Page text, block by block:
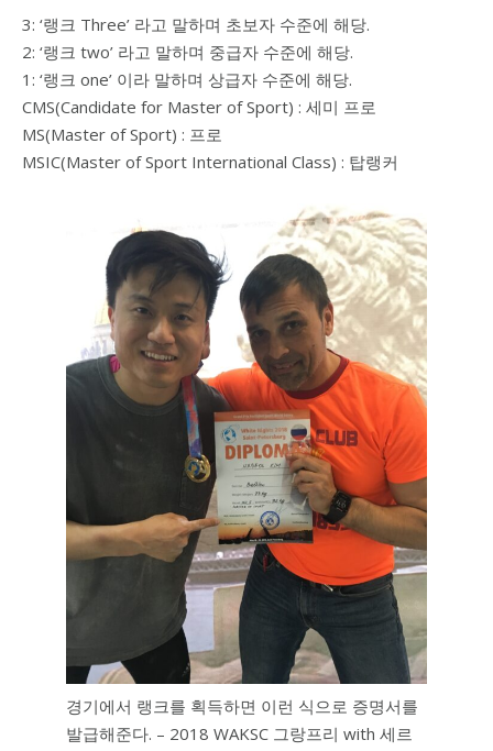
3: ‘랭크 Three’ 라고 말하며 초보자 수준에 해당.
2: ‘랭크 two’ 라고 말하며 중급자 수준에 해당.
1: ‘랭크 one’ 이라 말하며 상급자 수준에 해당.
CMS(Candidate for Master of Sport) : 세미 프로
MS(Master of Sport) : 프로
MSIC(Master of Sport International Class) : 탑랭커
경기에서 랭크를 획득하면 이런 식으로 증명서를
발급해준다. – 2018 WAKSC 그랑프리 with 세르